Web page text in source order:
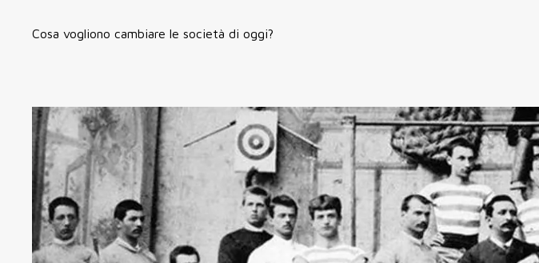
Cosa vogliono cambiare le società di oggi?